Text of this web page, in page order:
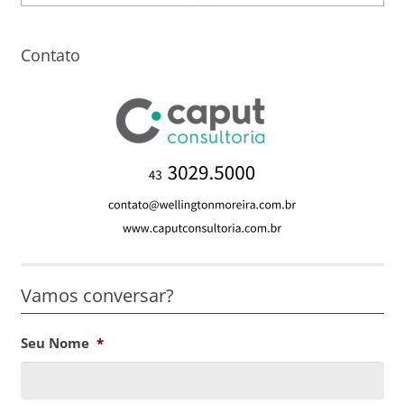
Contato
Vamos conversar?
Seu Nome *